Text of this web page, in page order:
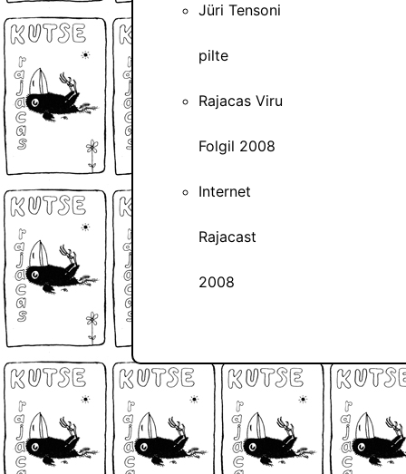
Jüri Tensoni
pilte
Rajacas Viru
Folgil 2008
Internet
Rajacast
2008